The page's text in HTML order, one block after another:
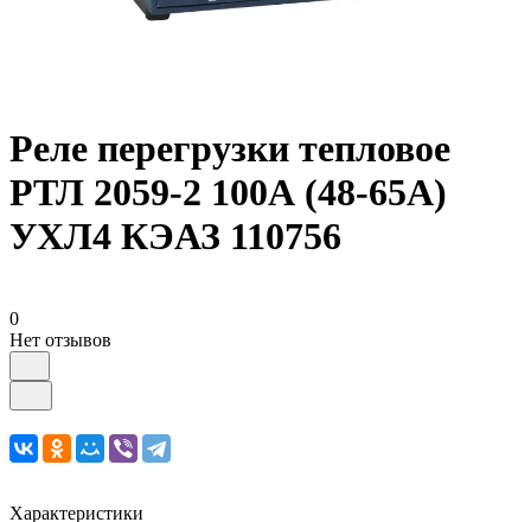
Реле перегрузки тепловое
РТЛ 2059-2 100А (48-65А)
УХЛ4 КЭАЗ 110756
0
Нет отзывов
Характеристики